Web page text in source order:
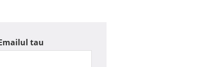
tau